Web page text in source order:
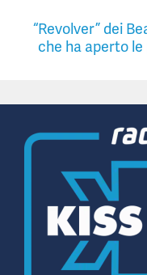
“Revolver” dei
che ha aperto